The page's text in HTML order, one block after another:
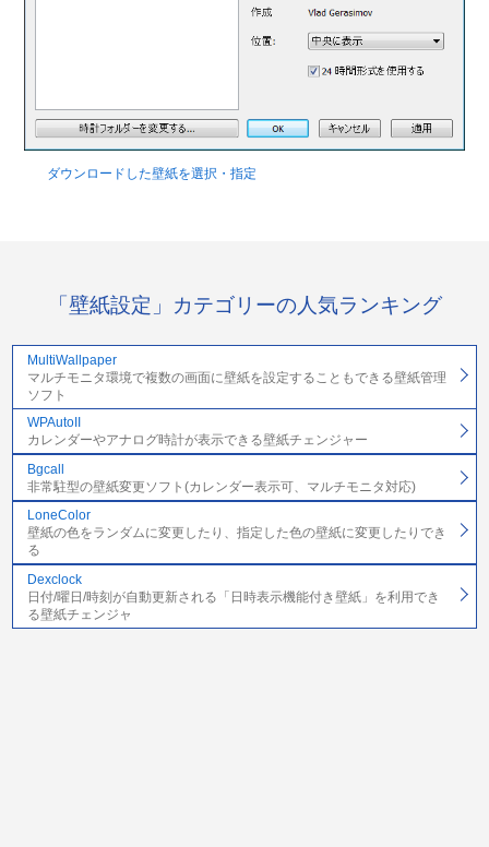
ダウンロードした壁紙を選択・指定
「壁紙設定」カテゴリーの人気ランキング
MultiWallpaper
マルチモニタ環境で複数の画面に壁紙を設定することもできる壁紙管理
ソフト
WPAutoII
カレンダーやアナログ時計が表示できる壁紙チェンジャー
Bgcall
非常駐型の壁紙変更ソフト(カレンダー表示可、マルチモニタ対応)
LoneColor
壁紙の色をランダムに変更したり、指定した色の壁紙に変更したりでき
る
Dexclock
日付/曜日/時刻が自動更新される「日時表示機能付き壁紙」を利用でき
る壁紙チェンジャ